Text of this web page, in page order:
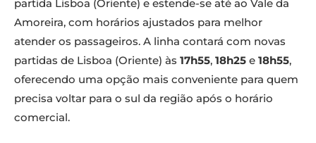
partida Lisboa (Oriente) e estende-se até ao Vale da
Amoreira, com horários ajustados para melhor
atender os passageiros. A linha contará com novas
partidas de Lisboa (Oriente) às 17h55, 18h25 e 18h55,
oferecendo uma opção mais conveniente para quem
precisa voltar para o sul da região após o horário
comercial.